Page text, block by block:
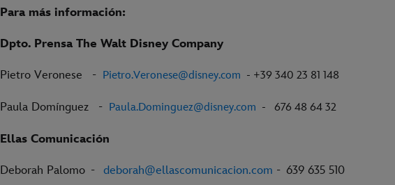
Para más información:
Dpto. Prensa The Walt Disney Company
Pietro Veronese - Pietro.Veronese@disney.com - +39 340 23 81 148
Paula Domínguez - Paula.Dominguez@disney.com - 676 48 64 32
Ellas Comunicación
Deborah Palomo - deborah@ellascomunicacion.com - 639 635 510